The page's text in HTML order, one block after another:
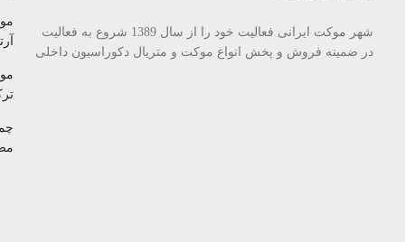
شهر موکت ایرانی فعالیت خود را از سال 1389 شروع به فعالیت
در ضمینه فروش و پخش انواع موکت و متریال دکوراسیون داخلی